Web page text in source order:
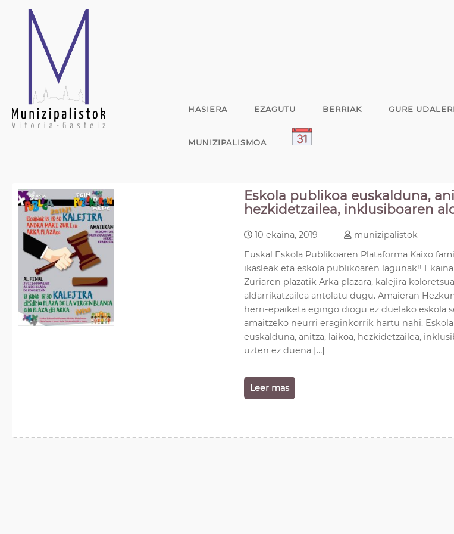
HASIERA EZAGUTU BERRIAK GURE
MUNIZIPALISMOA
Eskola publikoa euskalduna,
hezkidetzailea, inklusiboaren
10 ekaina, 2019
munizipalistok
Euskal Eskola Publikoaren Plataforma Kaixo
ikasleak eta eskola publikoaren lagunak!!
Zuriaren plazatik Arka plazara, kalejira
aldarrikatzailea antolatu dugu. Amaieran
herri-epaiketa egingo diogu ez duelako eskola
amaitzeko neurri eraginkorrik hartu nahi.
euskalduna, anitza, laikoa, hezkidetzailea,
uzten ez duena […]
Leer mas